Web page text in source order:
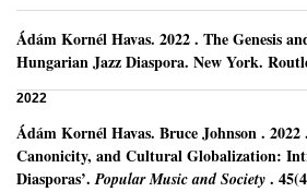
Ádám Kornél Havas. 2022. The Genesis
Hungarian Jazz Diaspora. New York.
2022
Ádám Kornél Havas. Bruce Johnson . 2022.
Canonicity, and Cultural Globalization:
Diasporas’. Popular Music and Society .